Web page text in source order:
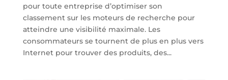
pour toute entreprise d’optimiser son
classement sur les moteurs de recherche pour
atteindre une visibilité maximale. Les
consommateurs se tournent de plus en plus vers
Internet pour trouver des produits, des...